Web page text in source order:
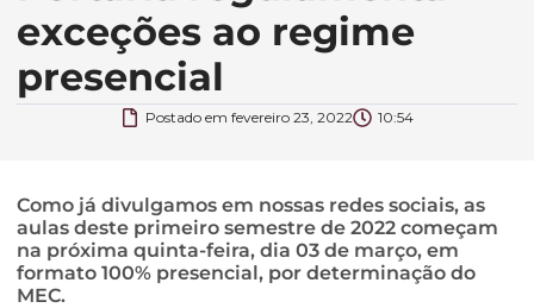
exceções ao regime
presencial
Postado em fevereiro 23, 2022 10:54
Como já divulgamos em nossas redes sociais, as
aulas deste primeiro semestre de 2022 começam
na próxima quinta-feira, dia 03 de março, em
formato 100% presencial, por determinação do
MEC.